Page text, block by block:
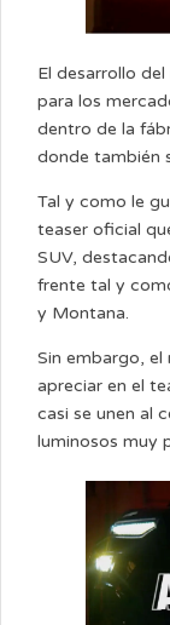
El desarrollo
para los
dentro de la
donde también
Tal y como le
teaser oficial
SUV,
frente tal y
y Montana.
Sin embargo, el
apreciar en el
casi se unen al
luminosos muy